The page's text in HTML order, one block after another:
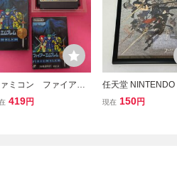
ミコン ファイアー
ブレム外伝 箱 説
419円
任天堂
イアーエムブレ
現在 150円